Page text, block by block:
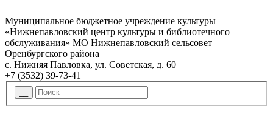
Муниципальное бюджетное учреждение культуры
«Нижнепавловский центр культуры и библиотечного
обслуживания» МО Нижнепавловский сельсовет
Оренбургского района
с. Нижняя Павловка, ул. Советская, д. 60
+7 (3532) 39-73-41